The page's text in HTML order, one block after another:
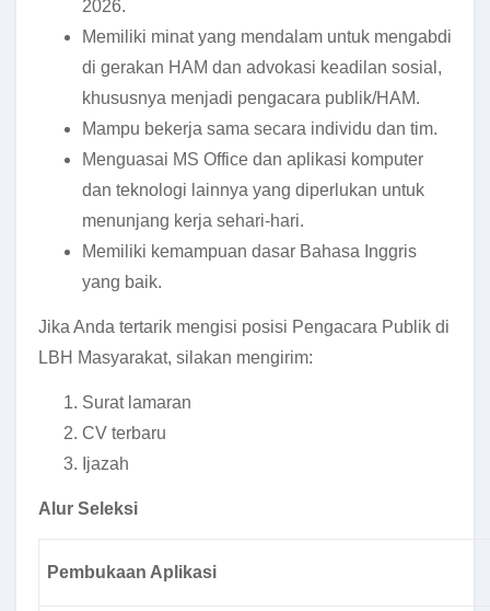
2026.
Memiliki minat yang mendalam untuk mengabdi
di gerakan HAM dan advokasi keadilan sosial,
khususnya menjadi pengacara publik/HAM.
Mampu bekerja sama secara individu dan tim.
Menguasai MS Office dan aplikasi komputer
dan teknologi lainnya yang diperlukan untuk
menunjang kerja sehari-hari.
Memiliki kemampuan dasar Bahasa Inggris
yang baik.
Jika Anda tertarik mengisi posisi Pengacara Publik di
LBH Masyarakat, silakan mengirim:
Surat lamaran
CV terbaru
Ijazah
Alur Seleksi
Pembukaan Aplikasi